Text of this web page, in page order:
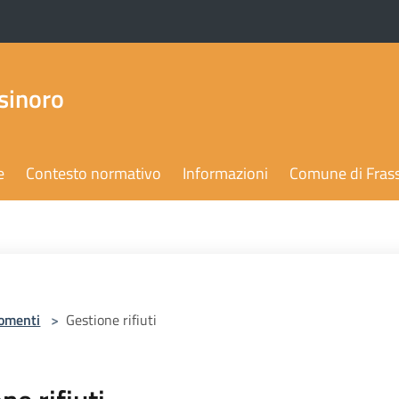
Contesto normativo Informazioni Comune di
> Gestione rifiuti